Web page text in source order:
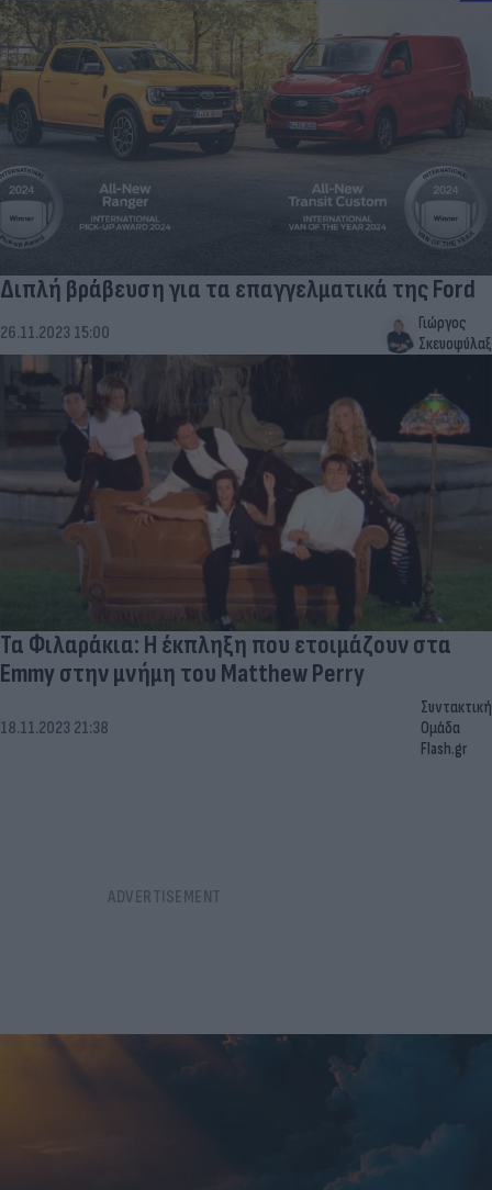
Διπλή βράβευση για τα επαγγελματικά της Ford
26.11.2023 15:00
Γιώργος
Σκευοφύλαξ
Τα Φιλαράκια: Η έκπληξη που ετοιμάζουν στα
Emmy στην μνήμη του Matthew Perry
18.11.2023 21:38
Συντακτική
Ομάδα
Flash.gr